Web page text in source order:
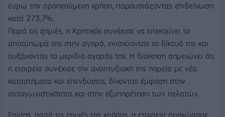
ευρώ την προηγούμενη χρήση, παρουσιάζοντας επιδείνωση
κατά 273,7%.
Παρά τις ζημιές, η Κρητικός συνέχισε να επεκτείνει το
αποτύπωμά της στην αγορά, ενισχύοντας το δίκτυό της και
αυξάνοντας το μερίδιο αγοράς της. Η διοίκηση σημειώνει ότι
η εταιρεία συνέχισε την αναπτυξιακή της πορεία με νέα
καταστήματα και επενδύσεις, δίνοντας έμφαση στην
ανταγωνιστικότητα και στην εξυπηρέτηση των πελατών.
Επίσης, παρά τις ζημιές της χρήσης, η εταιρεία προχώρησε